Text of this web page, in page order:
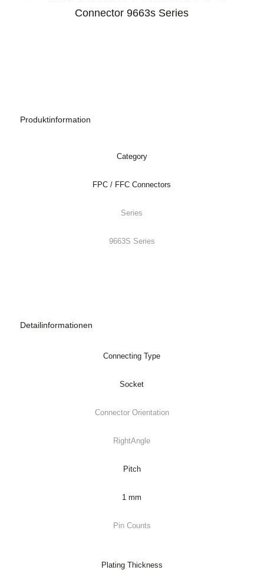
Produktinformation
Category
FPC / FFC Connectors
Series
9663S Series
Detailinformationen
Connecting Type
Socket
Connector Orientation
RightAngle
Pitch
1 mm
Pin Counts
Plating Thickness